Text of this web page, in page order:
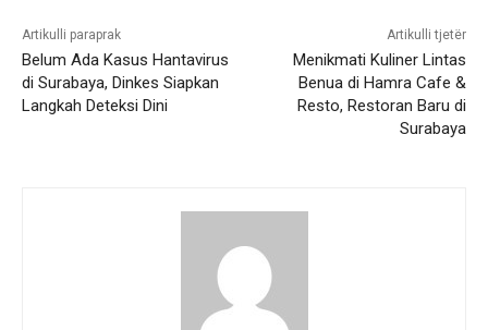
Artikulli paraprak
Belum Ada Kasus Hantavirus
di Surabaya, Dinkes Siapkan
Langkah Deteksi Dini
Artikulli tjetër
Menikmati Kuliner Lintas
Benua di Hamra Cafe &
Resto, Restoran Baru di
Surabaya